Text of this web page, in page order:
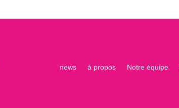
news à propos Notre équipe